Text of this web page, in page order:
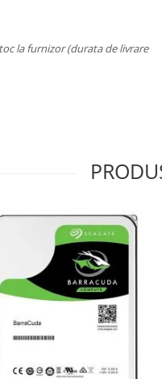
la furnizor (durata de livrare